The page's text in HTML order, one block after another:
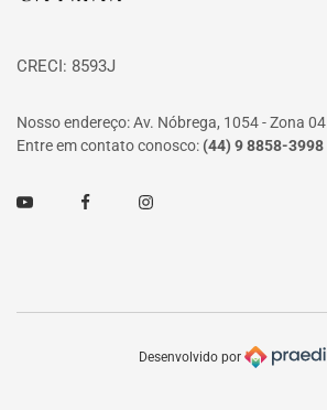
CRECI: 8593J
Nosso endereço: Av. Nóbrega, 1054 - Zona 04
Entre em contato conosco: (44) 9 8858-3998
Youtube FacebookInstagram
Desenvolvido por